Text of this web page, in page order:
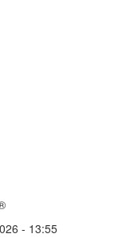
- 13:55